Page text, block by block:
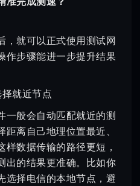
，就可以正式使用测试网
作步骤能进一步提升结果
就近节点
一般会自动匹配就近的测
离自己地理位置最近、
样数据传输的路径更短，
出的结果更准确。比如你
选择电信的本地节点，避